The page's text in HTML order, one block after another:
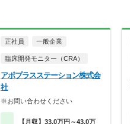
正社員 一般企業
臨床開発モニター（CRA）
アポプラスステーション株式会
社
※お問い合わせください
【月収】33.0万円～43.0万